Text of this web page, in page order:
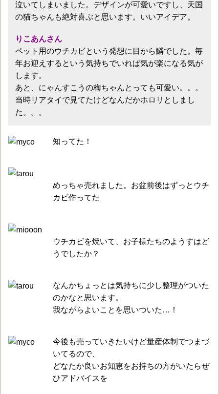
泣いてしまいました。デザインが可愛いですし、天国
の猫ちゃんも絶対喜ぶと思います。いいアイデア。
りこあんさん
ペット用のウチカビという発想に目から鱗でした。毎
年お迎えするという気持ちでいれば気が楽になる気が
します。
あと、にゃんすこうの梅ちゃんとっても可愛い。。。
当時リアタイで見てたけどなんだかホロリとしまし
た。。。
知ってた！
めっちゃ売れました。お盆前後はずっとウチ
カビ作ってた
ウチカビを焼いて、お子様たちのようすはど
うでしたか？
なんかちょっとは気持ちに少し整理がついた
のかなと思います。
我ながらよいことを思いついた…！
今後も売っていきたいけど量産体制でつまづ
いてるので、
どなたか良いお知恵をお持ちの方がいたらぜ
ひアドバイスを